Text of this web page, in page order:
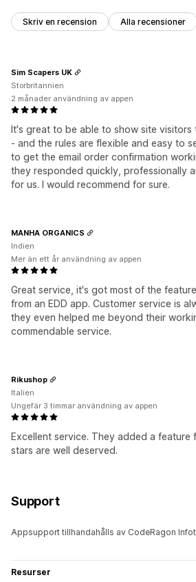
Skriv en recension Alla recensioner
It's great to be able to show site visitors
- and the rules are flexible and easy to
to get the email order confirmation
they responded quickly, professionally
for us. I would recommend for sure.
Sim Scapers UK
Storbritannien
2 månader användning av appen
Great service, it's got most of the
from an EDD app. Customer service is
they even helped me beyond their
commendable service.
MANHA ORGANICS
Indien
Mer än ett år användning av appen
Excellent service. They added a feature
stars are well deserved.
Rikushop
Italien
Ungefär 3 timmar användning av appen
Support
Appsupport tillhandahålls av CodeRagon
Resurser